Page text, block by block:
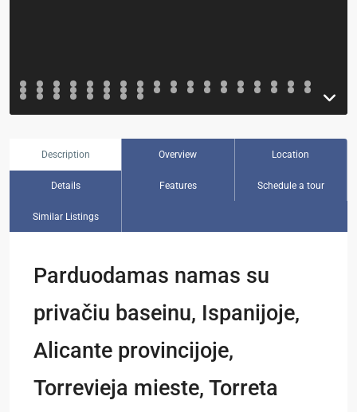
Description Overview Location
Details Features Schedule a tour
Similar Listings
Parduodamas namas su
privačiu baseinu, Ispanijoje,
Alicante provincijoje,
Torrevieja mieste, Torreta